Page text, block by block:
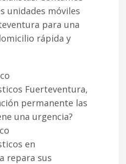
unidades móviles
para una
rápida y
Fuerteventura,
permanente las
una urgencia?
en
repara sus